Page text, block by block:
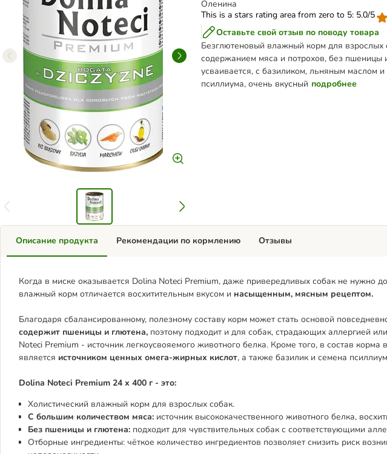
Оленина
This is a stars rating area from zero to 5: 5.0/5
Оставьте свой отзыв по поводу товара
Безглютеновый влажный корм для взрослых
содержанием мяса и потрохов, без пшеницы
усваивается, с базиликом, льняным маслом
псиллиума, очень вкусный подробнее
Описание продукта
Когда в миске оказывается Dolina Noteci Premium, даже привередливых собак не нужно
влажный корм отличается восхитительным вкусом и насыщенным, мясным рецептом.
Благодаря сбалансированному, полезному составу корм может стать основой
содержит пшеницы и глютена, поэтому подходит и для собак, страдающих аллергией
Noteci Premium - источник легкоусвояемого животного белка. Кроме того, в состав корма
является источником ценных омега-жирных кислот, а также базилик и семена
Dolina Noteci Premium 24 х 400 г - это:
Холистический влажный корм для взрослых собак.
С большим количеством мяса: источник высококачественного животного белка,
Без пшеницы и глютена: подходит для чувствительных собак с соответствующими
Отборные ингредиенты: чёткое количество ингредиентов позволяет снизить риск
Рекомендации по кормлению Отзывы